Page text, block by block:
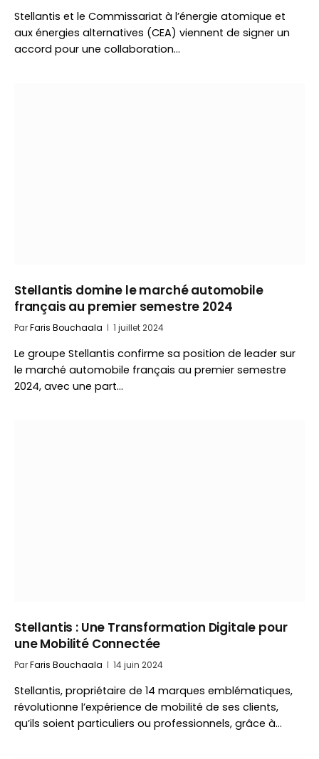
Stellantis et le Commissariat à l’énergie atomique et
aux énergies alternatives (CEA) viennent de signer un
accord pour une collaboration…
Stellantis domine le marché automobile
français au premier semestre 2024
ParFaris Bouchaala 1 juillet 2024
Le groupe Stellantis confirme sa position de leader sur
le marché automobile français au premier semestre
2024, avec une part…
Stellantis : Une Transformation Digitale pour
une Mobilité Connectée
ParFaris Bouchaala 14 juin 2024
Stellantis, propriétaire de 14 marques emblématiques,
révolutionne l’expérience de mobilité de ses clients,
qu’ils soient particuliers ou professionnels, grâce à…